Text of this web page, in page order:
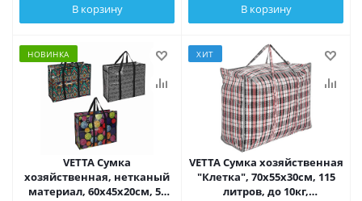
В корзину В корзину
НОВИНКА
VETTA Сумка
хозяйственная, нетканый
материал, 60x45x20см, 54
ХИТ
VETTA Сумка хозяйственная
"Клетка", 70x55x30см, 115
литров, до 10кг,